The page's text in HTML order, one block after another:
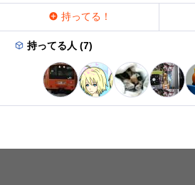
持ってる！
持ってる人 (7)